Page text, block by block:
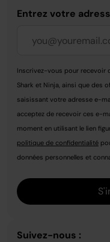
Entrez votre
Inscrivez-vous pour recevoir
Shark et Ninja, ainsi que des
saisissant votre adresse e-
acceptez de recevoir ces e-
moment en utilisant le lien
politique de confidentialité
données personnelles et
Suivez-nous :